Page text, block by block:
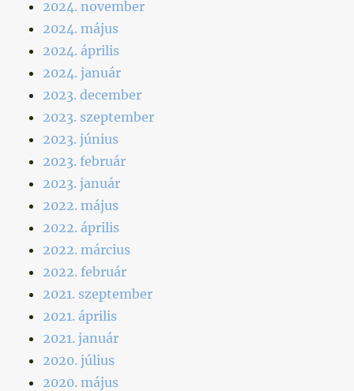
2024. november
2024. május
2024. április
2024. január
2023. december
2023. szeptember
2023. június
2023. február
2023. január
2022. május
2022. április
2022. március
2022. február
2021. szeptember
2021. április
2021. január
2020. július
2020. május